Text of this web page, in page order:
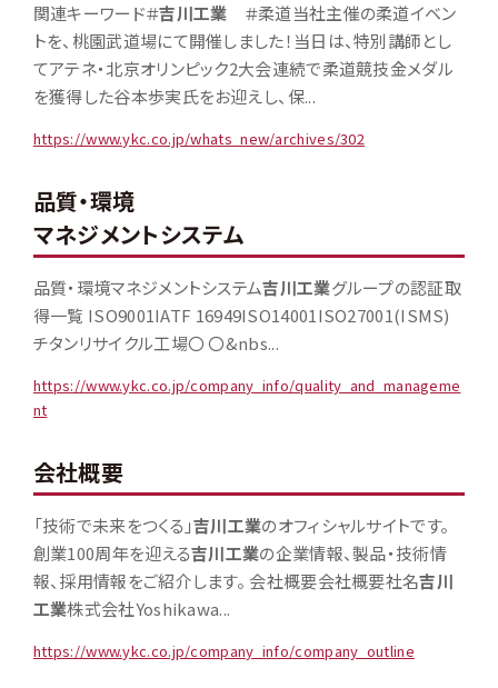
関連キーワード＃吉川工業 ＃柔道当社主催の柔道イベン
トを、桃園武道場にて開催しました！当日は、特別講師とし
てアテネ・北京オリンピック2大会連続で柔道競技金メダル
を獲得した谷本歩実氏をお迎えし、保...
https://www.ykc.co.jp/whats_new/archives/302
品質・環境
マネジメントシステム
品質・環境マネジメントシステム吉川工業グループの認証取
得一覧 ISO9001IATF 16949ISO14001ISO27001(ISMS)
チタンリサイクル工場〇 〇&nbs...
https://www.ykc.co.jp/company_info/quality_and_manageme
nt
会社概要
「技術で未来をつくる」吉川工業のオフィシャルサイトです。
創業100周年を迎える吉川工業の企業情報、製品・技術情
報、採用情報をご紹介します。 会社概要会社概要社名吉川
工業株式会社Yoshikawa...
https://www.ykc.co.jp/company_info/company_outline